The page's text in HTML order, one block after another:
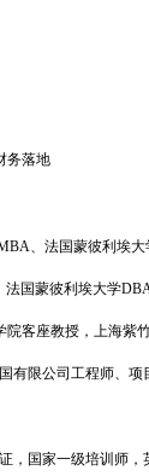
务落地
、法国蒙彼利埃
国蒙彼利埃大学
院客座教授，上海紫
有限公司工程师、
，国家一级培训师